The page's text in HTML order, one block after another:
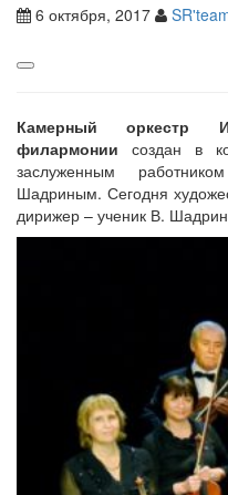
6 октября, 2017
Камерный оркестр
филармонии создан в
заслуженным
Шадриным. Сегодня
дирижер – ученик В.